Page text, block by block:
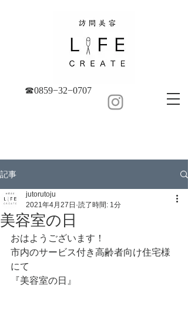
☎︎0859−32−0707
記事
美容室の日
jutorutoju
2021年4月27日 読了時間: 1分
おはようございます！
市内のサービス付き高齢者向け住宅様
にて
『美容室の日』